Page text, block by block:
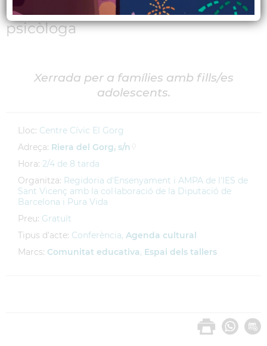
A càrrec de Míriam Esquivel,
psicòloga
Xerrada per a famílies amb fills/es
adolescents.
Lloc: Centre Cívic El Gorg
Adreça: Riera del Gorg, s/n
Hora: 2/4 de 8 tarda
Organitza: Regidoria d'Ensenyament i AMPA de l'IES de
Sant Vicenç amb la col·laboració de la Diputació de
Barcelona i Pura Vida
Preu: Gratuït
Tipus d'acte: Conferència, Agenda cultural
Marcs: Comunitat educativa, Espai dels tallers